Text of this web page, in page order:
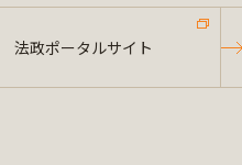
法政ポータルサイト